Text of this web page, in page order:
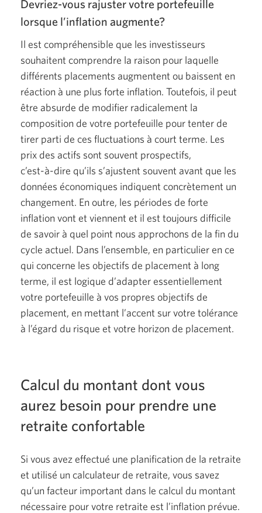
Devriez-vous rajuster votre portefeuille
lorsque l’inflation augmente?
Il est compréhensible que les investisseurs
souhaitent comprendre la raison pour laquelle
différents placements augmentent ou baissent en
réaction à une plus forte inflation. Toutefois, il peut
être absurde de modifier radicalement la
composition de votre portefeuille pour tenter de
tirer parti de ces fluctuations à court terme. Les
prix des actifs sont souvent prospectifs,
c’est-à-dire qu’ils s’ajustent souvent avant que les
données économiques indiquent concrètement un
changement. En outre, les périodes de forte
inflation vont et viennent et il est toujours difficile
de savoir à quel point nous approchons de la fin du
cycle actuel. Dans l’ensemble, en particulier en ce
qui concerne les objectifs de placement à long
terme, il est logique d’adapter essentiellement
votre portefeuille à vos propres objectifs de
placement, en mettant l’accent sur votre tolérance
à l’égard du risque et votre horizon de placement.
Calcul du montant dont vous
aurez besoin pour prendre une
retraite confortable
Si vous avez effectué une planification de la retraite
et utilisé un calculateur de retraite, vous savez
qu’un facteur important dans le calcul du montant
nécessaire pour votre retraite est l’inflation prévue.